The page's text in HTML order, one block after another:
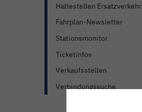
Haltestellen Ersatzverkehr
Fahrplan-Newsletter
Stationsmonitor
Ticketinfos
Verkaufsstellen
Verbindungssuche